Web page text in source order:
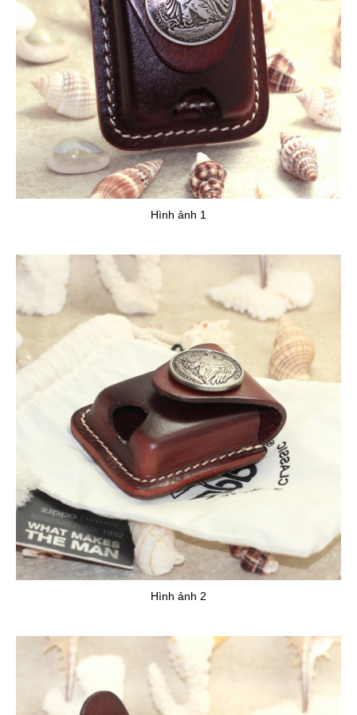
Hình ảnh 1
Hình ảnh 2